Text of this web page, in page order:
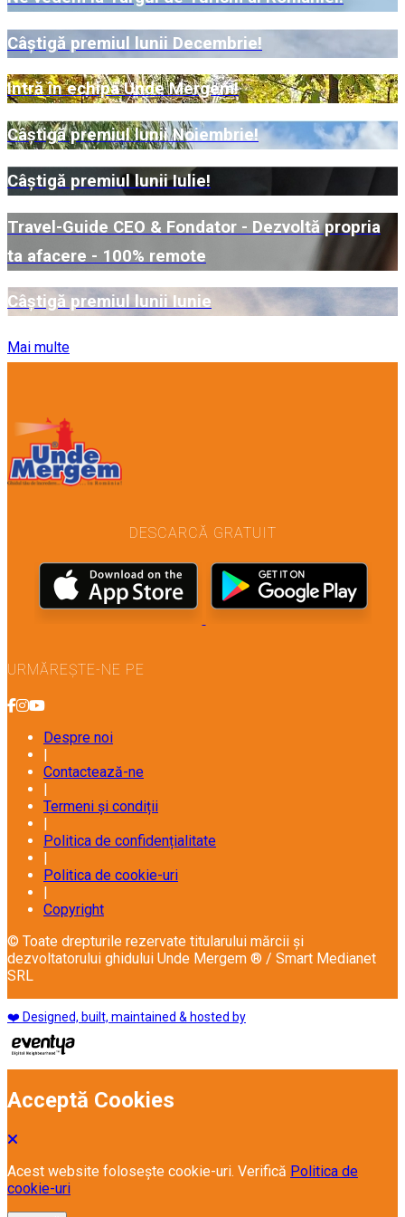
Câştigă premiul lunii Decembrie!
Intră în echipa Unde Mergem!
Câştigă premiul lunii Noiembrie!
Câştigă premiul lunii Iulie!
Travel-Guide CEO & Fondator - Dezvoltă propria
ta afacere - 100% remote
Câştigă premiul lunii Iunie
Mai multe
DESCARCĂ GRATUIT
URMĂREȘTE-NE PE
Despre noi
Contactează-ne
Termeni și condiții
Politica de confidențialitate
Politica de cookie-uri
Copyright
© Toate drepturile rezervate titularului mărcii și
dezvoltatorului ghidului Unde Mergem ® / Smart Medianet
SRL
❤️ Designed, built, maintained & hosted by
Acceptă Cookies
Acest website folosește cookie-uri. Verifică Politica de
cookie-uri